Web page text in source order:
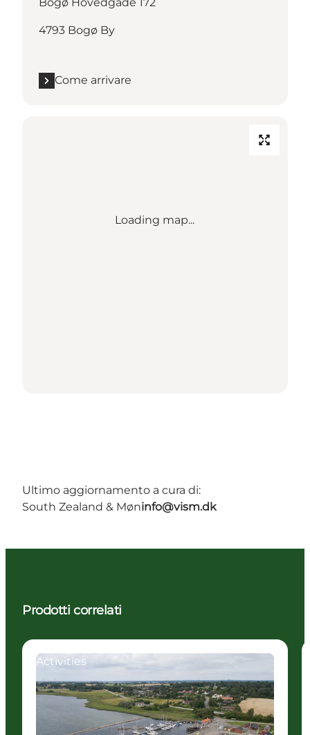
Bogø Hovedgade 172
4793 Bogø By
Come arrivare
Loading map...
Ultimo aggiornamento a cura di:
South Zealand & Møninfo@vism.dk
Prodotti correlati
Activities